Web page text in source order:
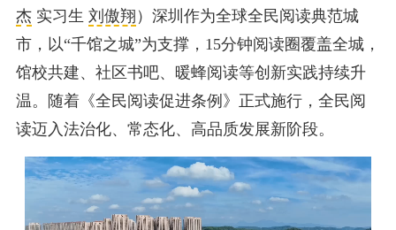
杰实习生 刘傲翔 ）深圳作为全球全民阅读典范城
市，以“千馆之城”为支撑，15分钟阅读圈覆盖全城，
馆校共建、社区书吧、暖蜂阅读等创新实践持续升
温。随着《全民阅读促进条例》正式施行，全民阅
读迈入法治化、常态化、高品质发展新阶段。